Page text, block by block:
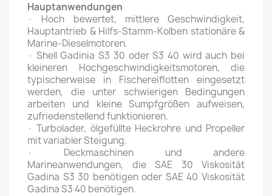
Hauptanwendungen
· Hoch bewertet, mittlere Geschwindigkeit,
Hauptantrieb & Hilfs-Stamm-Kolben stationäre &
Marine-Dieselmotoren.
· Shell Gadinia S3 30 oder S3 40 wird auch bei
kleineren Hochgeschwindigkeitsmotoren, die
typischerweise in Fischereiflotten eingesetzt
werden, die unter schwierigen Bedingungen
arbeiten und kleine Sumpfgrößen aufweisen,
zufriedenstellend funktionieren.
· Turbolader, ölgefüllte Heckrohre und Propeller
mit variabler Steigung.
· Deckmaschinen und andere
Marineanwendungen, die SAE 30 Viskosität
Gadina S3 30 benötigen oder SAE 40 Viskosität
Gadina S3 40 benötigen.